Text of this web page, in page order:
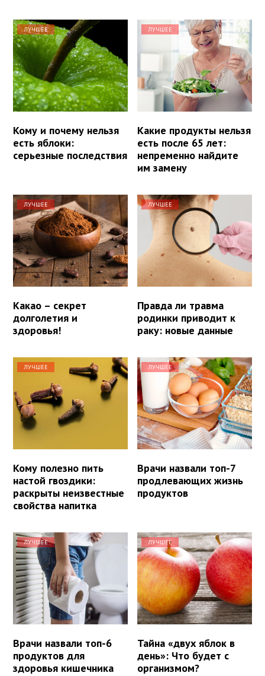
ЛУЧШЕЕ
Кому и почему нельзя
есть яблоки:
серьезные последствия
ЛУЧШЕЕ
Какие продукты нельзя
есть после 65 лет:
непременно найдите
им замену
ЛУЧШЕЕ
Какао – секрет
долголетия и
здоровья!
ЛУЧШЕЕ
Правда ли травма
родинки приводит к
раку: новые данные
ЛУЧШЕЕ
Кому полезно пить
настой гвоздики:
раскрыты неизвестные
свойства напитка
ЛУЧШЕЕ
Врачи назвали топ-7
продлевающих жизнь
продуктов
ЛУЧШЕЕ
Врачи назвали топ-6
продуктов для
здоровья кишечника
ЛУЧШЕЕ
Тайна «двух яблок в
день»: Что будет с
организмом?